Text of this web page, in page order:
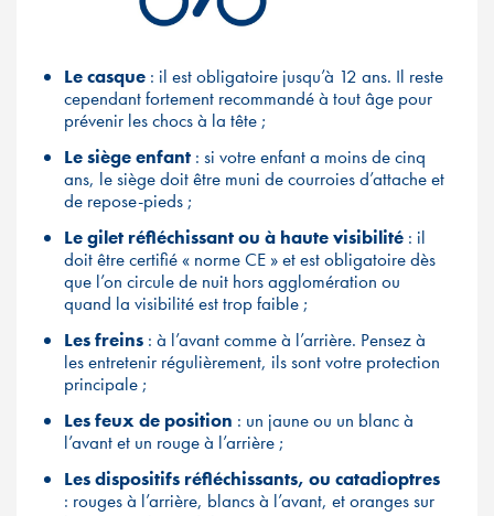
Le casque : il est obligatoire jusqu’à 12 ans. Il reste
cependant fortement recommandé à tout âge pour
prévenir les chocs à la tête ;
Le siège enfant : si votre enfant a moins de cinq
ans, le siège doit être muni de courroies d’attache et
de repose-pieds ;
Le gilet réfléchissant ou à haute visibilité : il
doit être certifié « norme CE » et est obligatoire dès
que l’on circule de nuit hors agglomération ou
quand la visibilité est trop faible ;
Les freins : à l’avant comme à l’arrière. Pensez à
les entretenir régulièrement, ils sont votre protection
principale ;
Les feux de position : un jaune ou un blanc à
l’avant et un rouge à l’arrière ;
Les dispositifs réfléchissants, ou catadioptres
: rouges à l’arrière, blancs à l’avant, et oranges sur